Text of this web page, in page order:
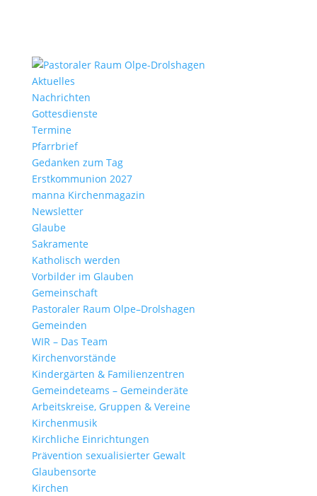
Aktu­elles
Nach­richten
Gottes­dienste
Termine
Pfarr­brief
Gedanken zum Tag
Erst­kom­mu­nion 2027
manna Kirchen­ma­gazin
News­letter
Glaube
Sakra­mente
Katho­lisch werden
Vorbilder im Glauben
Gemein­schaft
Pasto­raler Raum Olpe–Drolshagen
Gemeinden
WIR – Das Team
Kirchen­vor­stände
Kinder­gärten & Familienzentren
Gemein­de­teams – Gemeinderäte
Arbeits­kreise, Gruppen & Vereine
Kirchen­musik
Kirch­liche Einrichtungen
Präven­tion sexua­li­sierter Gewalt
Glau­ben­s­orte
Kirchen